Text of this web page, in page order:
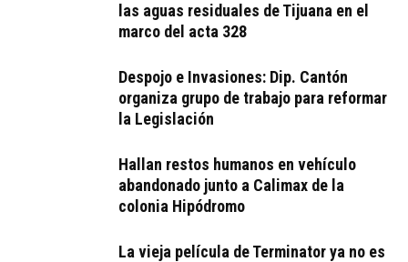
las aguas residuales de Tijuana en el
marco del acta 328
Despojo e Invasiones: Dip. Cantón
organiza grupo de trabajo para reformar
la Legislación
Hallan restos humanos en vehículo
abandonado junto a Calimax de la
colonia Hipódromo
La vieja película de Terminator ya no es